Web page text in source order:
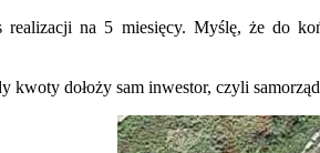
realizacji na 5 miesięcy. Myślę, że do
kwoty dołoży sam inwestor, czyli